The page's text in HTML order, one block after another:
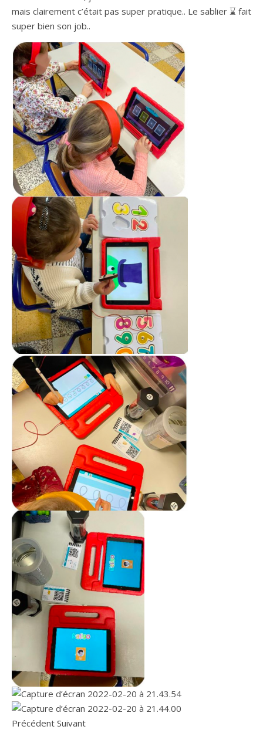
mais clairement c’était pas super pratique.. Le sablier ⌛️ fait
super bien son job..
Précédent Suivant